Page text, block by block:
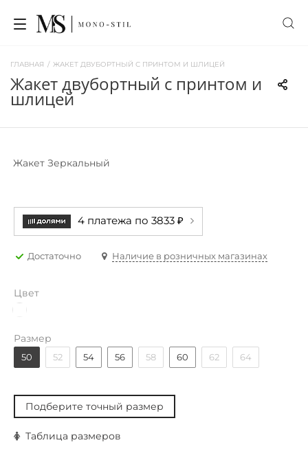
ГЛАВНАЯ / ЖАКЕТ ДВУБОРТНЫЙ С ПРИНТОМ И ШЛИЦЕЙ
жакет двубортный с принтом и
шлицей
Жакет Зеркальный
4 платежа по 3833 ₽
Достаточно Наличие в розничных магазинах
Цвет
Размер
50 52 54 56 58 60 62 64
Подберите точный размер
Таблица размеров